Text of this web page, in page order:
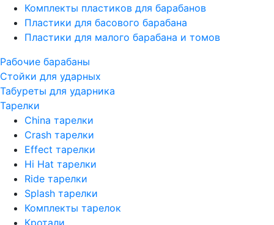
Комплекты пластиков для барабанов
Пластики для басового барабана
Пластики для малого барабана и томов
Рабочие барабаны
Стойки для ударных
Табуреты для ударника
Тарелки
China тарелки
Crash тарелки
Effect тарелки
Hi Hat тарелки
Ride тарелки
Splash тарелки
Комплекты тарелок
Кротали